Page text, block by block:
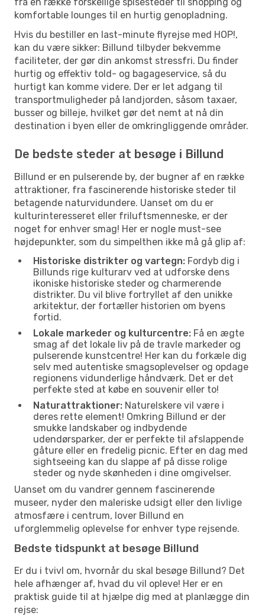
komfortable lounges til en hurtig genopladning.
Hvis du bestiller en last-minute flyrejse med HOP!,
kan du være sikker: Billund tilbyder bekvemme
faciliteter, der gør din ankomst stressfri. Du finder
hurtig og effektiv told- og bagageservice, så du
hurtigt kan komme videre. Der er let adgang til
transportmuligheder på landjorden, såsom taxaer,
busser og billeje, hvilket gør det nemt at nå din
destination i byen eller de omkringliggende områder.
De bedste steder at besøge i Billund
Billund er en pulserende by, der bugner af en række
attraktioner, fra fascinerende historiske steder til
betagende naturvidundere. Uanset om du er
kulturinteresseret eller friluftsmenneske, er der
noget for enhver smag! Her er nogle must-see
højdepunkter, som du simpelthen ikke må gå glip af:
Historiske distrikter og vartegn: Fordyb dig i
Billunds rige kulturarv ved at udforske dens
ikoniske historiske steder og charmerende
distrikter. Du vil blive fortryllet af den unikke
arkitektur, der fortæller historien om byens
fortid.
Lokale markeder og kulturcentre: Få en ægte
smag af det lokale liv på de travle markeder og
pulserende kunstcentre! Her kan du forkæle dig
selv med autentiske smagsoplevelser og opdage
regionens vidunderlige håndværk. Det er det
perfekte sted at købe en souvenir eller to!
Naturattraktioner: Naturelskere vil være i
deres rette element! Omkring Billund er der
smukke landskaber og indbydende
udendørsparker, der er perfekte til afslappende
gåture eller en fredelig picnic. Efter en dag med
sightseeing kan du slappe af på disse rolige
steder og nyde skønheden i dine omgivelser.
Uanset om du vandrer gennem fascinerende
museer, nyder den maleriske udsigt eller den livlige
atmosfære i centrum, lover Billund en
uforglemmelig oplevelse for enhver type rejsende.
Bedste tidspunkt at besøge Billund
Er du i tvivl om, hvornår du skal besøge Billund? Det
hele afhænger af, hvad du vil opleve! Her er en
praktisk guide til at hjælpe dig med at planlægge din
rejse: